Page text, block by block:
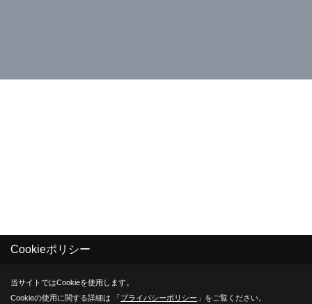
Cookieポリシー
当サイトではCookieを使用します。
Cookieの使用に関する詳細は 「プライバシーポリシー 」をご覧ください。